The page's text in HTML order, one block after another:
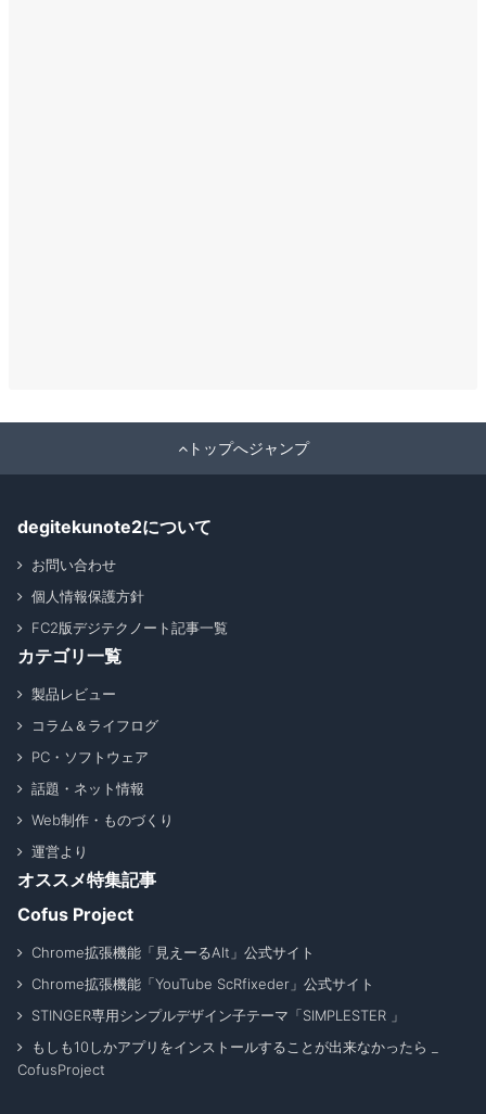
トップへジャンプ
degitekunote2について
お問い合わせ
個人情報保護方針
FC2版デジテクノート記事一覧
カテゴリ一覧
製品レビュー
コラム＆ライフログ
PC・ソフトウェア
話題・ネット情報
Web制作・ものづくり
運営より
オススメ特集記事
Cofus Project
Chrome拡張機能「見えーるAlt」公式サイト
Chrome拡張機能「YouTube ScRfixeder」公式サイト
STINGER専用シンプルデザイン子テーマ「SIMPLESTER 」
もしも10しかアプリをインストールすることが出来なかったら _
CofusProject